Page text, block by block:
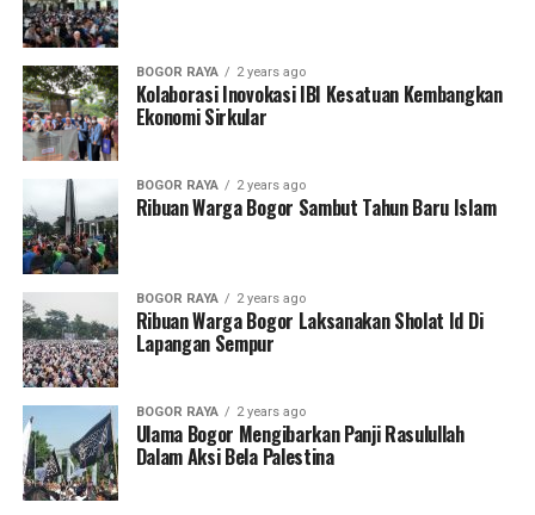
BOGOR RAYA 2 years ago
Kolaborasi Inovokasi IBI Kesatuan Kembangkan
Ekonomi Sirkular
BOGOR RAYA 2 years ago
Ribuan Warga Bogor Sambut Tahun Baru Islam
BOGOR RAYA 2 years ago
Ribuan Warga Bogor Laksanakan Sholat Id Di
Lapangan Sempur
BOGOR RAYA 2 years ago
Ulama Bogor Mengibarkan Panji Rasulullah
Dalam Aksi Bela Palestina